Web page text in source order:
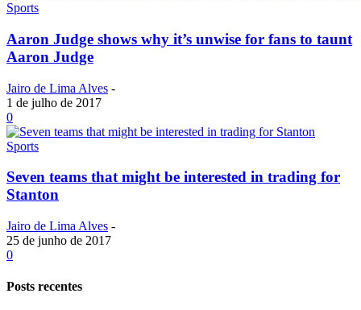
Sports
Aaron Judge shows why it’s unwise for fans to taunt
Aaron Judge
Jairo de Lima Alves -
1 de julho de 2017
0
Sports
Seven teams that might be interested in trading for
Stanton
Jairo de Lima Alves -
25 de junho de 2017
0
Posts recentes